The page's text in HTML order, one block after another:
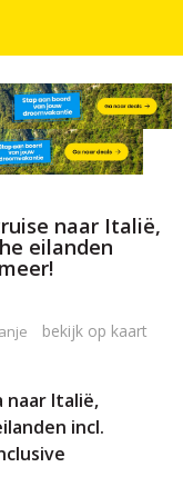
naar Italië,
eilanden
bekijk op kaart
naar Italië,
incl.